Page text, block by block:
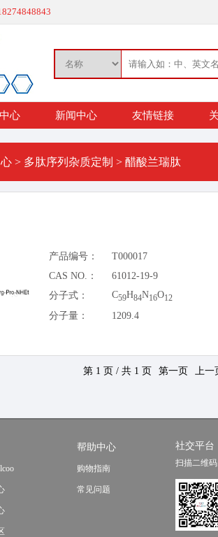
心 新闻中心 友情链接
> 多肽序列杂质定制 > 醋酸兰瑞肽
产品编号：
T000017
CAS NO.：
61012-19-9
分子式：
C59H84N16O12
分子量： 1209.4
第 1 页 / 共 1 页 第一页 上一
帮助中心
购物指南
常见问题
社交平台
扫描二维